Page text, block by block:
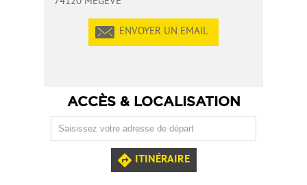
ENVOYER UN EMAIL
ACCÈS & LOCALISATION